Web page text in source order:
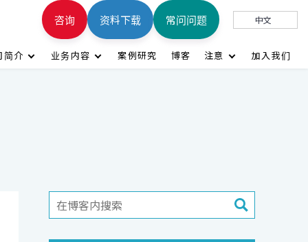
简介 业务内容 案例研究 博客 注意 加入我们
咨询 资料下载 常问问题 中文